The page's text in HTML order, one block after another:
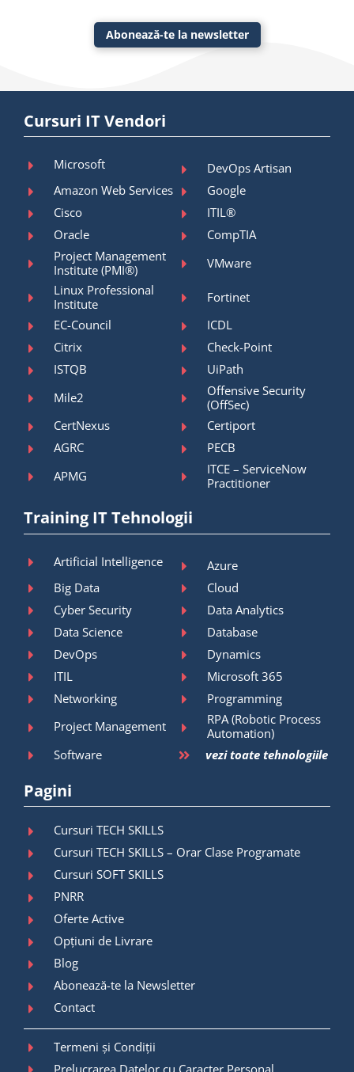
Abonează-te la newsletter
Cursuri IT Vendori
Microsoft
DevOps Artisan
Amazon Web Services
Google
Cisco
ITIL®
Oracle
CompTIA
Project Management
Institute (PMI®)
VMware
Linux Professional
Institute
Fortinet
EC-Council
ICDL
Citrix
Check-Point
ISTQB
UiPath
Mile2
Offensive Security
(OffSec)
CertNexus
Certiport
AGRC
PECB
APMG
ITCE – ServiceNow
Practitioner
Training IT Tehnologii
Artificial Intelligence
Azure
Big Data
Cloud
Cyber Security
Data Analytics
Data Science
Database
DevOps
Dynamics
ITIL
Microsoft 365
Networking
Programming
Project Management
RPA (Robotic Process
Automation)
Software
vezi toate tehnologiile
Pagini
Cursuri TECH SKILLS
Cursuri TECH SKILLS – Orar Clase Programate
Cursuri SOFT SKILLS
PNRR
Oferte Active
Opțiuni de Livrare
Blog
Abonează-te la Newsletter
Contact
Termeni și Condiții
Prelucrarea Datelor cu Caracter Personal